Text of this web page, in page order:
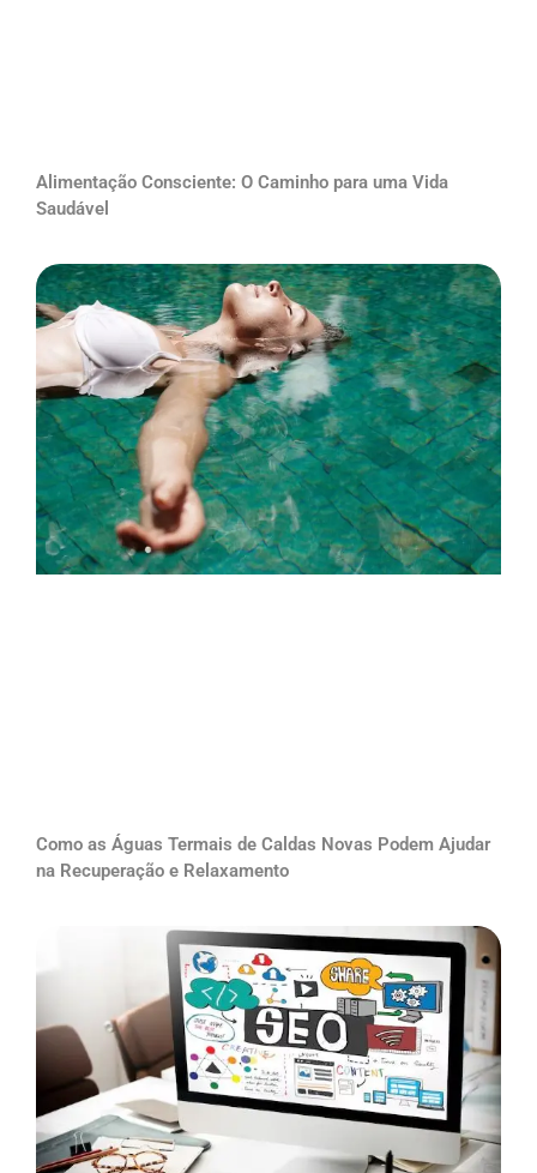
Alimentação Consciente: O Caminho para uma Vida
Saudável
Como as Águas Termais de Caldas Novas Podem Ajudar
na Recuperação e Relaxamento